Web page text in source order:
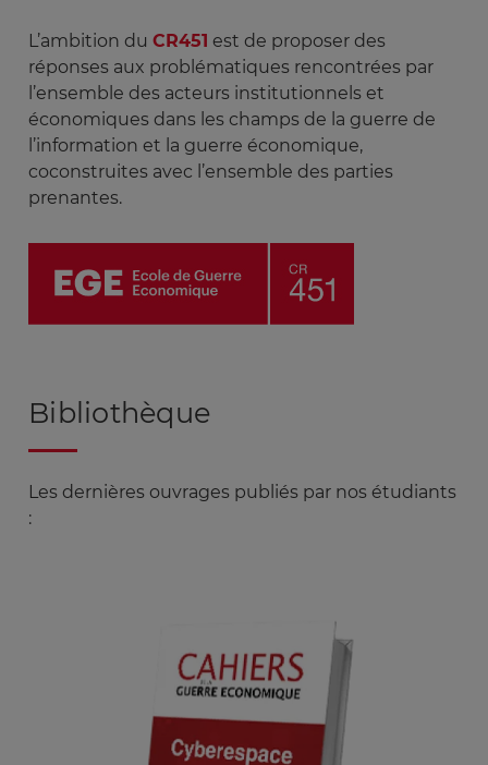
L’ambition du CR451 est de proposer des
réponses aux problématiques rencontrées par
l’ensemble des acteurs institutionnels et
économiques dans les champs de la guerre de
l’information et la guerre économique,
coconstruites avec l’ensemble des parties
prenantes.
Bibliothèque
Les dernières ouvrages publiés par nos étudiants
: